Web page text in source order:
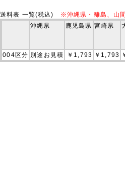
送料表 一覧(税込) ※沖縄県・離島、山
沖縄県 鹿児島県 宮崎県
004区分 別途お見積 ￥1,793 ￥1,793